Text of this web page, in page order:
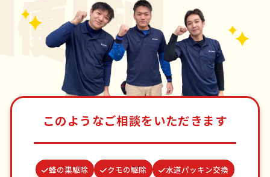
このようなご相談をいただきます
蜂の巣駆除 クモの駆除
水道パッキン交換